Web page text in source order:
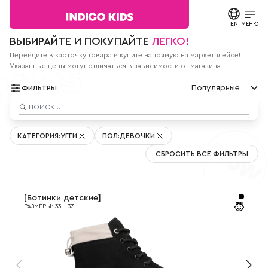
EN МЕНЮ
КАТАЛОГ
О БРЕНДЕ
НОВОСТИ
МАГАЗИНЫ
КОНТАКТЫ
сообщения
обработку
персональных
данных.
конфиденциальности
все
поля
к
заполнению
ВЫБИРАЙТЕ И ПОКУПАЙТЕ ЛЕГКО!
Перейдите в карточку товара и купите напрямую на маркетплейсе!
Указанные цены могут отличаться в зависимости от магазина
ФИЛЬТРЫ Популярные
По цене мин
КАТЕГОРИЯ:УГГИ ПОЛ:ДЕВОЧКИ
СБРОСИТЬ ВСЕ ФИЛЬТРЫ
[ Ботинки детские]
РАЗМЕРЫ : 33 - 37